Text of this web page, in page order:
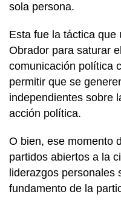
sola persona.
Esta fue la táctica que
Obrador para saturar
comunicación política
permitir que se
independientes sobre
acción política.
O bien, ese momento
partidos abiertos a la
liderazgos personales
fundamento de la